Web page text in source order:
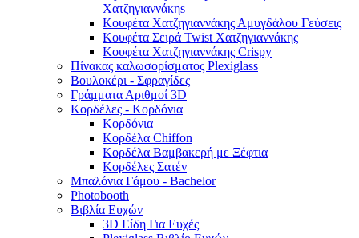
Χατζηγιαννάκηs
Κουφέτα Χατζηγιαννάκης Αμυγδάλου Γεύσεις
Κουφέτα Σειρά Twist Χατζηγιαννάκης
Κουφέτα Χατζηγιαννάκης Crispy
Πίνακας καλωσορίσματος Plexiglass
Βουλοκέρι - Σφραγίδες
Γράμματα Αριθμοί 3D
Κορδέλες - Κορδόνια
Κορδόνια
Κορδέλα Chiffon
Κορδέλα Βαμβακερή με Ξέφτια
Κορδέλες Σατέν
Μπαλόνια Γάμου - Bachelor
Photobooth
Βιβλία Ευχών
3D Είδη Για Ευχές